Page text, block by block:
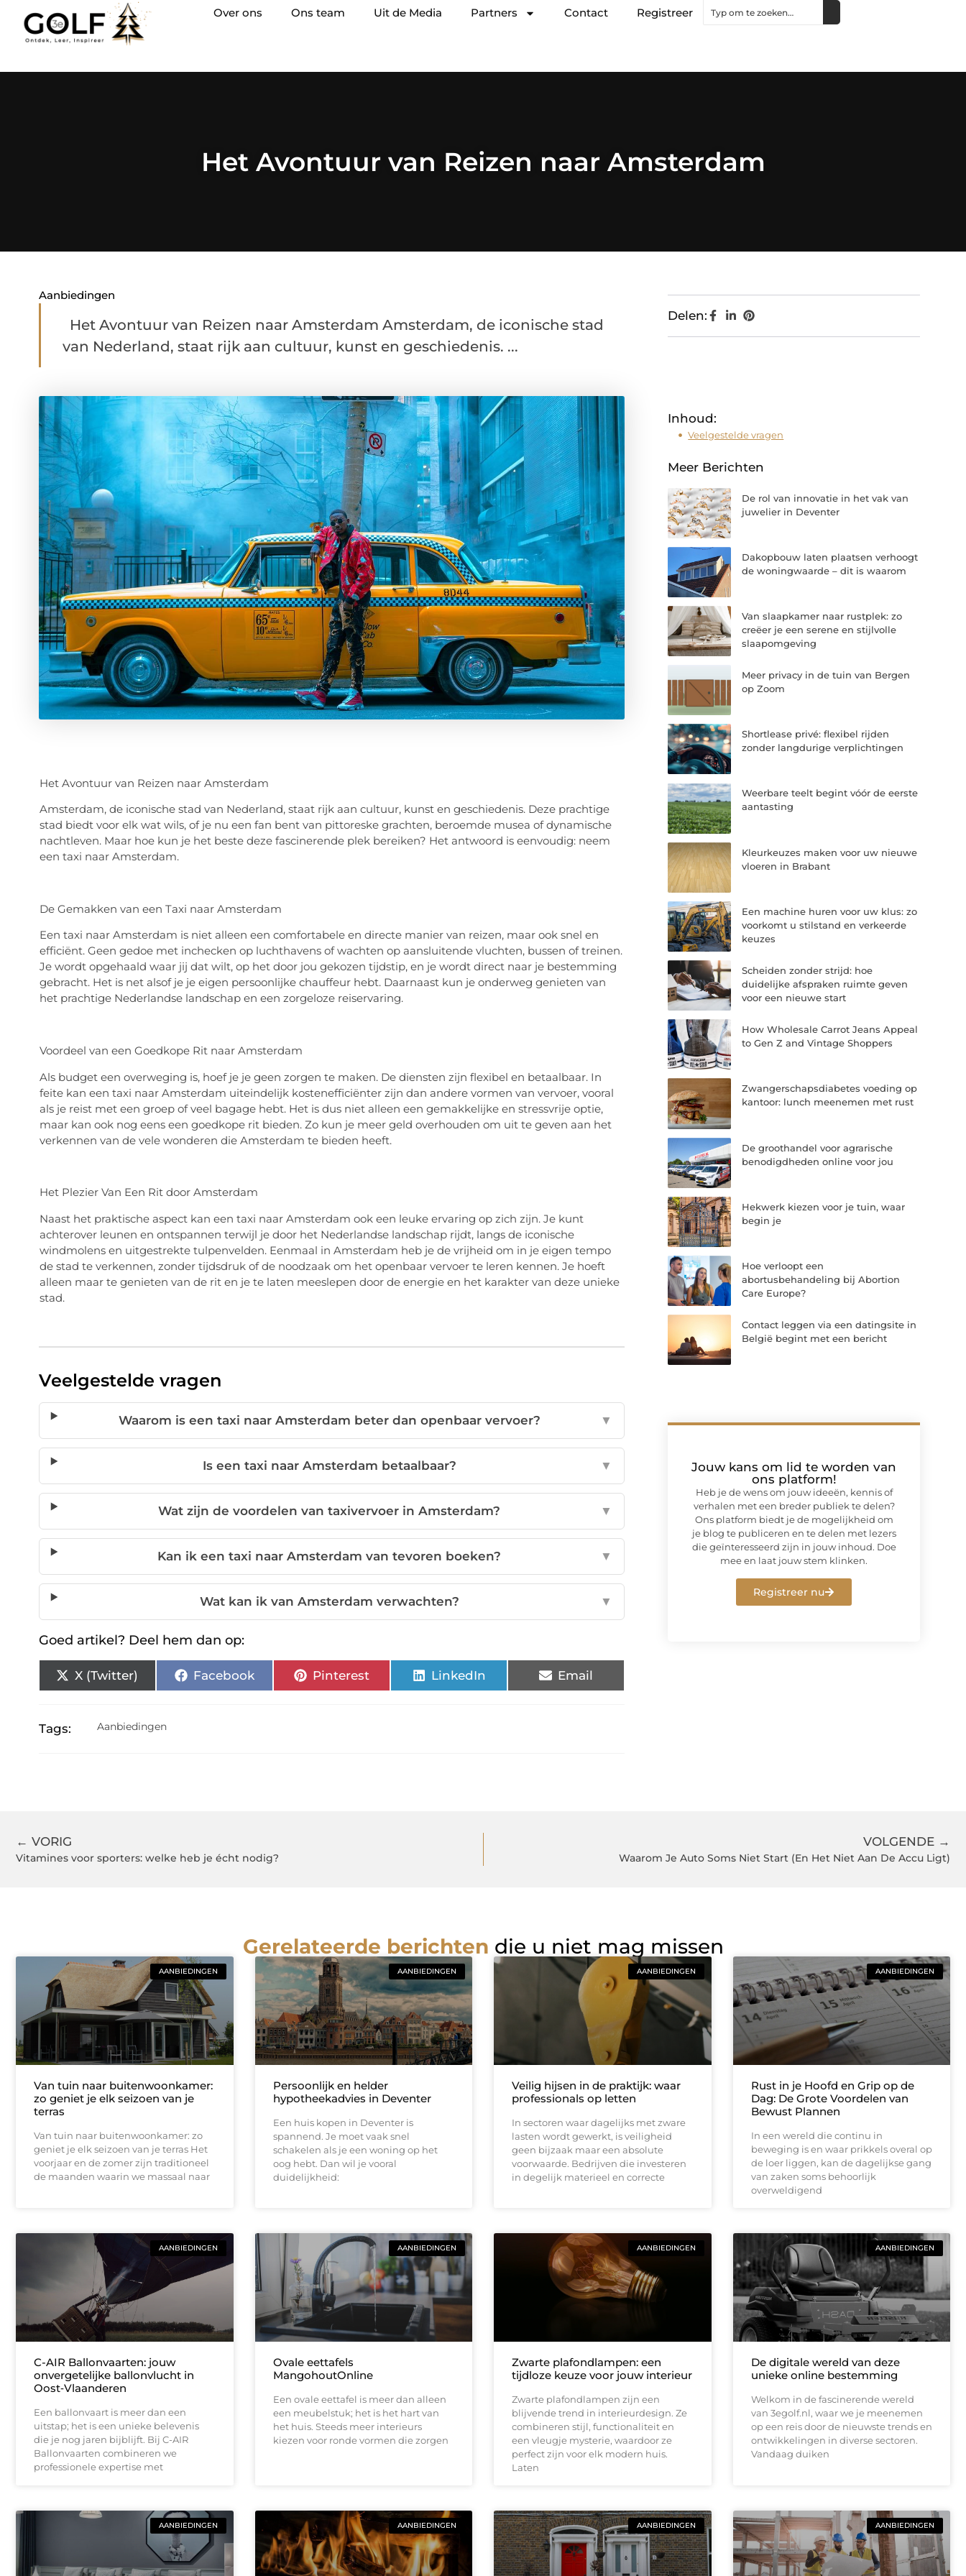
Over ons Ons team Uit de Media Partners Contact Registreer
Het Avontuur van Reizen naar Amsterdam
Aanbiedingen
Het Avontuur van Reizen naar Amsterdam Amsterdam, de iconische stad
van Nederland, staat rijk aan cultuur, kunst en geschiedenis. ...
Het Avontuur van Reizen naar Amsterdam
Amsterdam, de iconische stad van Nederland, staat rijk aan cultuur, kunst en geschiedenis. Deze prachtige
stad biedt voor elk wat wils, of je nu een fan bent van pittoreske grachten, beroemde musea of dynamische
nachtleven. Maar hoe kun je het beste deze fascinerende plek bereiken? Het antwoord is eenvoudig: neem
een taxi naar Amsterdam.
De Gemakken van een Taxi naar Amsterdam
Een taxi naar Amsterdam is niet alleen een comfortabele en directe manier van reizen, maar ook snel en
efficiënt. Geen gedoe met inchecken op luchthavens of wachten op aansluitende vluchten, bussen of treinen.
Je wordt opgehaald waar jij dat wilt, op het door jou gekozen tijdstip, en je wordt direct naar je bestemming
gebracht. Het is net alsof je je eigen persoonlijke chauffeur hebt. Daarnaast kun je onderweg genieten van
het prachtige Nederlandse landschap en een zorgeloze reiservaring.
Voordeel van een Goedkope Rit naar Amsterdam
Als budget een overweging is, hoef je je geen zorgen te maken. De diensten zijn flexibel en betaalbaar. In
feite kan een taxi naar Amsterdam uiteindelijk kostenefficiënter zijn dan andere vormen van vervoer, vooral
als je reist met een groep of veel bagage hebt. Het is dus niet alleen een gemakkelijke en stressvrije optie,
maar kan ook nog eens een goedkope rit bieden. Zo kun je meer geld overhouden om uit te geven aan het
verkennen van de vele wonderen die Amsterdam te bieden heeft.
Het Plezier Van Een Rit door Amsterdam
Naast het praktische aspect kan een taxi naar Amsterdam ook een leuke ervaring op zich zijn. Je kunt
achterover leunen en ontspannen terwijl je door het Nederlandse landschap rijdt, langs de iconische
windmolens en uitgestrekte tulpenvelden. Eenmaal in Amsterdam heb je de vrijheid om in je eigen tempo
de stad te verkennen, zonder tijdsdruk of de noodzaak om het openbaar vervoer te leren kennen. Je hoeft
alleen maar te genieten van de rit en je te laten meeslepen door de energie en het karakter van deze unieke
stad.
Veelgestelde vragen
Waarom is een taxi naar Amsterdam beter dan openbaar vervoer? ▼
Is een taxi naar Amsterdam betaalbaar? ▼
Wat zijn de voordelen van taxivervoer in Amsterdam? ▼
Kan ik een taxi naar Amsterdam van tevoren boeken? ▼
Wat kan ik van Amsterdam verwachten? ▼
Goed artikel? Deel hem dan op:
X (Twitter) Facebook Pinterest LinkedIn Email
Tags: Aanbiedingen
Delen:
Inhoud:
Veelgestelde vragen
Meer Berichten
De rol van innovatie in het vak van
juwelier in Deventer
Dakopbouw laten plaatsen verhoogt
de woningwaarde – dit is waarom
Van slaapkamer naar rustplek: zo
creëer je een serene en stijlvolle
slaapomgeving
Meer privacy in de tuin van Bergen
op Zoom
Shortlease privé: flexibel rijden
zonder langdurige verplichtingen
Weerbare teelt begint vóór de eerste
aantasting
Kleurkeuzes maken voor uw nieuwe
vloeren in Brabant
Een machine huren voor uw klus: zo
voorkomt u stilstand en verkeerde
keuzes
Scheiden zonder strijd: hoe
duidelijke afspraken ruimte geven
voor een nieuwe start
How Wholesale Carrot Jeans Appeal
to Gen Z and Vintage Shoppers
Zwangerschapsdiabetes voeding op
kantoor: lunch meenemen met rust
De groothandel voor agrarische
benodigdheden online voor jou
Hekwerk kiezen voor je tuin, waar
begin je
Hoe verloopt een
abortusbehandeling bij Abortion
Care Europe?
Contact leggen via een datingsite in
België begint met een bericht
Jouw kans om lid te worden van
ons platform!
Heb je de wens om jouw ideeën, kennis of
verhalen met een breder publiek te delen?
Ons platform biedt je de mogelijkheid om
je blog te publiceren en te delen met lezers
die geïnteresseerd zijn in jouw inhoud. Doe
mee en laat jouw stem klinken.
Registreer nu
← VORIG
Vitamines voor sporters: welke heb je écht nodig?
VOLGENDE →
Waarom Je Auto Soms Niet Start (En Het Niet Aan De Accu Ligt)
Gerelateerde berichten die u niet mag missen
AANBIEDINGEN
Van tuin naar buitenwoonkamer:
zo geniet je elk seizoen van je
terras
Van tuin naar buitenwoonkamer: zo
geniet je elk seizoen van je terras Het
voorjaar en de zomer zijn traditioneel
de maanden waarin we massaal naar
AANBIEDINGEN
Persoonlijk en helder
hypotheekadvies in Deventer
Een huis kopen in Deventer is
spannend. Je moet vaak snel
schakelen als je een woning op het
oog hebt. Dan wil je vooral
duidelijkheid:
AANBIEDINGEN
Veilig hijsen in de praktijk: waar
professionals op letten
In sectoren waar dagelijks met zware
lasten wordt gewerkt, is veiligheid
geen bijzaak maar een absolute
voorwaarde. Bedrijven die investeren
in degelijk materieel en correcte
AANBIEDINGEN
Rust in je Hoofd en Grip op de
Dag: De Grote Voordelen van
Bewust Plannen
In een wereld die continu in
beweging is en waar prikkels overal op
de loer liggen, kan de dagelijkse gang
van zaken soms behoorlijk
overweldigend
AANBIEDINGEN
C-AIR Ballonvaarten: jouw
onvergetelijke ballonvlucht in
Oost‑Vlaanderen
Een ballonvaart is meer dan een
uitstap; het is een unieke belevenis
die je nog jaren bijblijft. Bij C-AIR
Ballonvaarten combineren we
professionele expertise met
AANBIEDINGEN
Ovale eettafels
MangohoutOnline
Een ovale eettafel is meer dan alleen
een meubelstuk; het is het hart van
het huis. Steeds meer interieurs
kiezen voor ronde vormen die zorgen
AANBIEDINGEN
Zwarte plafondlampen: een
tijdloze keuze voor jouw interieur
Zwarte plafondlampen zijn een
blijvende trend in interieurdesign. Ze
combineren stijl, functionaliteit en
een vleugje mysterie, waardoor ze
perfect zijn voor elk modern huis.
Laten
AANBIEDINGEN
De digitale wereld van deze
unieke online bestemming
Welkom in de fascinerende wereld
van 3egolf.nl, waar we je meenemen
op een reis door de nieuwste trends en
ontwikkelingen in diverse sectoren.
Vandaag duiken
AANBIEDINGEN AANBIEDINGEN AANBIEDINGEN AANBIEDINGEN